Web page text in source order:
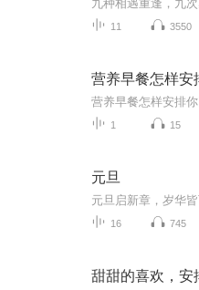
11 3550
营养早餐怎样安
1 15
元旦
16 745
甜甜的喜欢，安